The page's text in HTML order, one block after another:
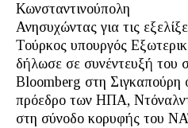
Κωνσταντινούπολη
Ανησυχώντας για τις
Τούρκος υπουργός
δήλωσε σε συνέντευξή του
Bloomberg στη Σιγκαπούρη
πρόεδρο των ΗΠΑ,
στη σύνοδο κορυφής του